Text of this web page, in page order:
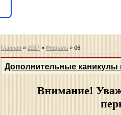
Главная »2017 » Февраль » 06
Дополнительные каникулы
Внимание!